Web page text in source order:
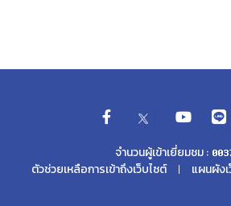
จำนวนผู้เข้าเยี่ยมชม :
ตัวช่วยเหลือการเข้าถึงเว็บไซต์
แผนผัง